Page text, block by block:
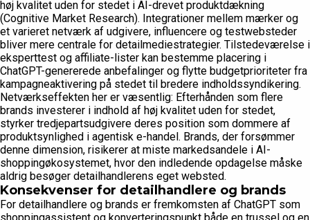
høj kvalitet uden for stedet i AI-drevet produktdækning
(Cognitive Market Research). Integrationer mellem mærker og
et varieret netværk af udgivere, influencere og testwebsteder
bliver mere centrale for detailmediestrategier. Tilstedeværelse i
eksperttest og affiliate-lister kan bestemme placering i
ChatGPT-genererede anbefalinger og flytte budgetprioriteter fra
kampagneaktivering på stedet til bredere indholdssyndikering.
Netværkseffekten her er væsentlig: Efterhånden som flere
brands investerer i indhold af høj kvalitet uden for stedet,
styrker tredjepartsudgivere deres position som dommere af
produktsynlighed i agentisk e-handel. Brands, der forsømmer
denne dimension, risikerer at miste markedsandele i AI-
shoppingøkosystemet, hvor den indledende opdagelse måske
aldrig besøger detailhandlerens eget websted.
Konsekvenser for detailhandlere og brands
For detailhandlere og brands er fremkomsten af ChatGPT som